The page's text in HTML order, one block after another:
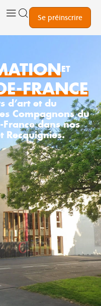
Se préinscrire
ET
FRANCE
d’art et du
Compagnons du
France dans nos
Recquignies.